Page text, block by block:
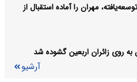
مهران را آماده استقبال از
به روی زائران اربعین گشوده شد
آرشیو